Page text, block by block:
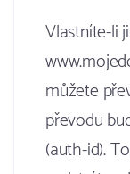
Vlastníte-li
můžete
převodu
(auth-id).